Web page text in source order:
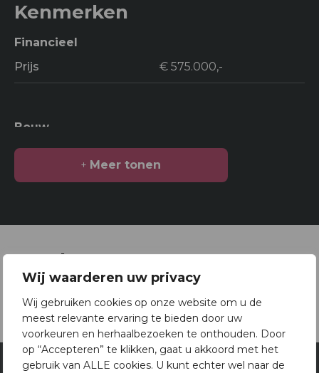
Wij waarderen uw privacy
Wij gebruiken cookies op onze website om u de
meest relevante ervaring te bieden door uw
voorkeuren en herhaalbezoeken te onthouden. Door
op “Accepteren” te klikken, gaat u akkoord met het
gebruik van ALLE cookies. U kunt echter wel naar de
Kenmerken
Financieel
Prijs
€ 575.000,-
Bouw
Soort bouw
Woonhuis
Bouwjaar 2000
Gebouwgebonden
kenmerken
Inhoud 370 m3
Meer tonen
Brochure